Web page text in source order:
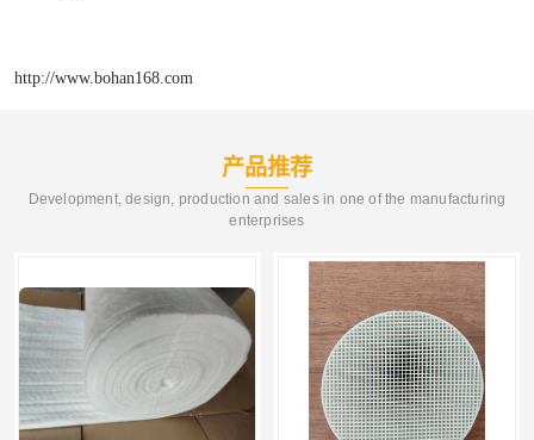
http://www.bohan168.com
产品推荐
Development, design, production and sales in one of the manufacturing
enterprises